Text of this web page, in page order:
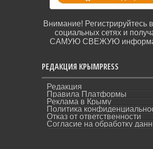
Внимание! Регистрируйтесь
социальных сетях и
САМУЮ СВЕЖУЮ
РЕДАКЦИЯ КРЫМPRESS
Редакция
Правила Платформы
Реклама в Крыму
Политика
Отказ от ответственности
Согласие на обработку